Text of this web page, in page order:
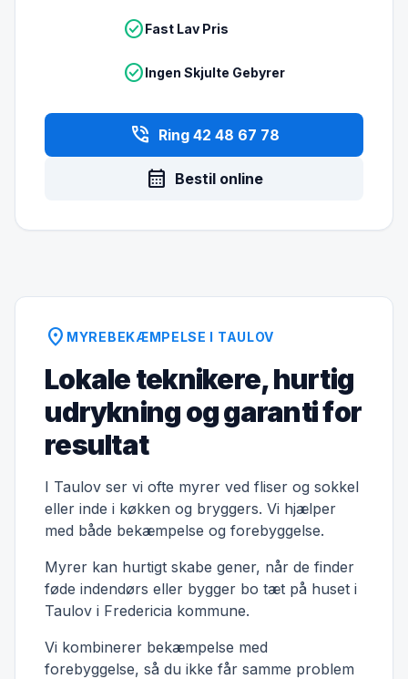
check_circleFast Lav Pris
check_circleIngen Skjulte Gebyrer
phone_in_talk Ring 42 48 67 78
calendar_month Bestil online
location_on MYREBEKÆMPELSE I TAULOV
Lokale teknikere, hurtig
udrykning og garanti for
resultat
I Taulov ser vi ofte myrer ved fliser og sokkel
eller inde i køkken og bryggers. Vi hjælper
med både bekæmpelse og forebyggelse.
Myrer kan hurtigt skabe gener, når de finder
føde indendørs eller bygger bo tæt på huset i
Taulov i Fredericia kommune.
Vi kombinerer bekæmpelse med
forebyggelse, så du ikke får samme problem